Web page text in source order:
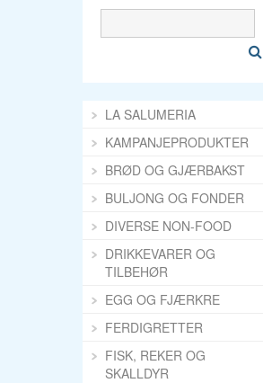
LA SALUMERIA
KAMPANJEPRODUKTER
BRØD OG GJÆRBAKST
BULJONG OG FONDER
DIVERSE NON-FOOD
DRIKKEVARER OG
TILBEHØR
EGG OG FJÆRKRE
FERDIGRETTER
FISK, REKER OG
SKALLDYR